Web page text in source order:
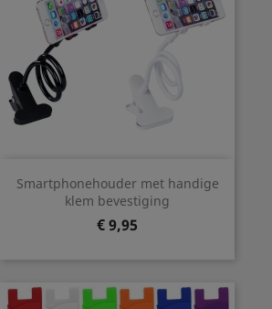
Smartphonehouder met handige
klem bevestiging
Prijs
€ 9,95